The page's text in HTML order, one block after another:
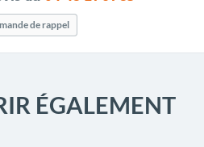
de rappel
ÉGALEMENT